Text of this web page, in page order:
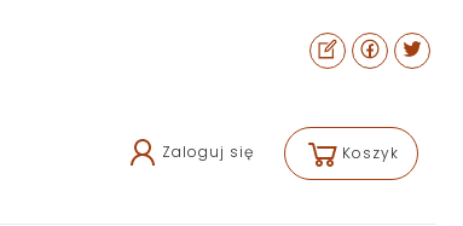
Zaloguj się Koszyk